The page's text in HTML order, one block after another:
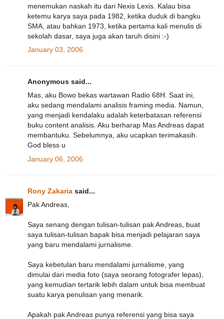
menemukan naskah itu dari Nexis Lexis. Kalau bisa
ketemu karya saya pada 1982, ketika duduk di bangku
SMA, atau bahkan 1973, ketika pertama kali menulis di
sekolah dasar, saya juga akan taruh disini :-)
January 03, 2006
Anonymous said...
Mas, aku Bowo bekas wartawan Radio 68H. Saat ini,
aku sedang mendalami analisis framing media. Namun,
yang menjadi kendalaku adalah keterbatasan referensi
buku content analisis. Aku berharap Mas Andreas dapat
membantuku. Sebelumnya, aku ucapkan terimakasih.
God bless u
January 06, 2006
Rony Zakaria said...
Pak Andreas,
Saya senang dengan tulisan-tulisan pak Andreas, buat
saya tulisan-tulisan bapak bisa menjadi pelajaran saya
yang baru mendalami jurnalisme.
Saya kebetulan baru mendalami jurnalisme, yang
dimulai dari media foto (saya seorang fotografer lepas),
yang kemudian tertarik lebih dalam untuk bisa membuat
suatu karya penulisan yang menarik.
Apakah pak Andreas punya referensi yang bisa saya